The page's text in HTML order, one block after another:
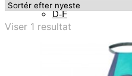
D-F
Viser 1 resultat